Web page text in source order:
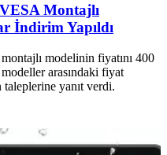
Montajlı
İndirim Yapıldı
modelinin fiyatını 400
arasındaki fiyat
taleplerine yanıt verdi.